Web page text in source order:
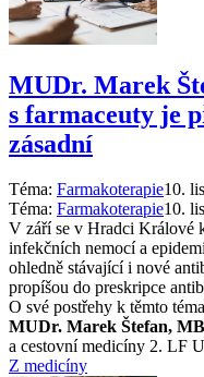
MUDr. Marek
s farmaceuty je
zásadní
Téma: Farmakoterapie10.
Téma: Farmakoterapie10.
V září se v Hradci Králové
infekčních nemocí a
ohledně stávající i nové
propíšou do preskripce
O své postřehy k těmto
MUDr. Marek Štefan,
a cestovní medicíny 2. LF
Z medicíny